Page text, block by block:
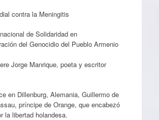
contra la Meningitis
de Solidaridad en
del Genocidio del Pueblo Armenio
Jorge Manrique, poeta y escritor
en Dillenburg, Alemania, Guillermo de
príncipe de Orange, que encabezó
la libertad holandesa.